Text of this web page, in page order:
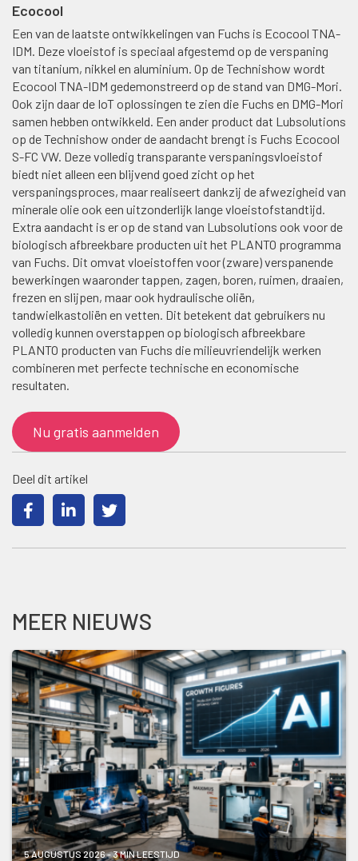
Ecocool
Een van de laatste ontwikkelingen van Fuchs is Ecocool TNA-
IDM. Deze vloeistof is speciaal afgestemd op de verspaning
van titanium, nikkel en aluminium. Op de Technishow wordt
Ecocool TNA-IDM gedemonstreerd op de stand van DMG-Mori.
Ook zijn daar de IoT oplossingen te zien die Fuchs en DMG-Mori
samen hebben ontwikkeld. Een ander product dat Lubsolutions
op de Technishow onder de aandacht brengt is Fuchs Ecocool
S-FC VW. Deze volledig transparante verspaningsvloeistof
biedt niet alleen een blijvend goed zicht op het
verspaningsproces, maar realiseert dankzij de afwezigheid van
minerale olie ook een uitzonderlijk lange vloeistofstandtijd.
Extra aandacht is er op de stand van Lubsolutions ook voor de
biologisch afbreekbare producten uit het PLANTO programma
van Fuchs. Dit omvat vloeistoffen voor (zware) verspanende
bewerkingen waaronder tappen, zagen, boren, ruimen, draaien,
frezen en slijpen, maar ook hydraulische oliën,
tandwielkastoliën en vetten. Dit betekent dat gebruikers nu
volledig kunnen overstappen op biologisch afbreekbare
PLANTO producten van Fuchs die milieuvriendelijk werken
combineren met perfecte technische en economische
resultaten.
Nu gratis aanmelden
Deel dit artikel
MEER NIEUWS
5 AUGUSTUS 2026 - 3 MIN LEESTIJD